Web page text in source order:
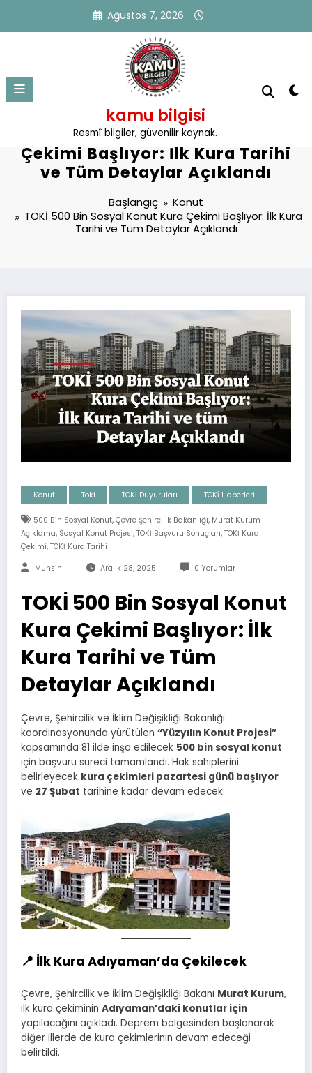
Ağustos 7, 2026
kamu bilgisi
Resmî bilgiler, güvenilir kaynak.
TOKİ 500 Bin Sosyal Konut Kura
Çekimi Başlıyor: İlk Kura Tarihi
ve Tüm Detaylar Açıklandı
Başlangıç
Konut
TOKİ 500 Bin Sosyal Konut Kura Çekimi Başlıyor: İlk Kura
Tarihi ve Tüm Detaylar Açıklandı
Konut Toki TOKİ Duyuruları TOKİ Haberleri
500 Bin Sosyal Konut, Çevre Şehircilik Bakanlığı, Murat Kurum
Açıklama, Sosyal Konut Projesi, TOKİ Başvuru Sonuçları, TOKİ Kura
Çekimi, TOKİ Kura Tarihi
Muhsin Aralık 28, 2025 0 Yorumlar
TOKİ 500 Bin Sosyal Konut
Kura Çekimi Başlıyor: İlk
Kura Tarihi ve Tüm
Detaylar Açıklandı
Çevre, Şehircilik ve İklim Değişikliği Bakanlığı
koordinasyonunda yürütülen “Yüzyılın Konut Projesi”
kapsamında 81 ilde inşa edilecek 500 bin sosyal konut
için başvuru süreci tamamlandı. Hak sahiplerini
belirleyecek kura çekimleri pazartesi günü başlıyor
ve 27 Şubat tarihine kadar devam edecek.
📍 İlk Kura Adıyaman’da Çekilecek
Çevre, Şehircilik ve İklim Değişikliği Bakanı Murat Kurum,
ilk kura çekiminin Adıyaman’daki konutlar için
yapılacağını açıkladı. Deprem bölgesinden başlanarak
diğer illerde de kura çekimlerinin devam edeceği
belirtildi.